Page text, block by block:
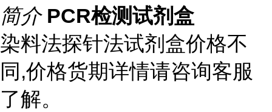
简介 PCR检测试剂盒
染料法探针法试剂盒价格不
同,价格货期详情请咨询客服
了解。